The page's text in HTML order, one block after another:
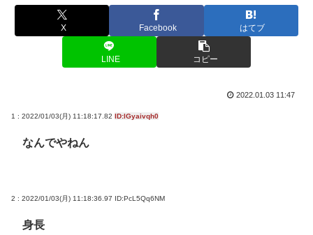
X Facebook はてブ
LINE コピー
2022.01.03 11:47
1 : 2022/01/03(月) 11:18:17.82 ID:lGyaivqh0
なんでやねん
2 : 2022/01/03(月) 11:18:36.97 ID:PcL5Qq6NM
身長